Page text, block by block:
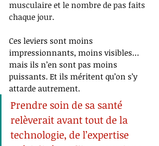
musculaire et le nombre de pas faits
chaque jour.
Ces leviers sont moins
impressionnants, moins visibles…
mais ils n’en sont pas moins
puissants. Et ils méritent qu’on s’y
attarde autrement.
Prendre soin de sa santé
relèverait avant tout de la
technologie, de l’expertise